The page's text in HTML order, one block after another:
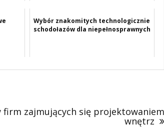
Wybór znakomitych technologicznie
schodołazów dla niepełnosprawnych
firm zajmujących się projektowaniem
wnętrz